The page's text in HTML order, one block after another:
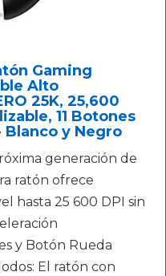
Gaming
Alto
25K, 25,600
11 Botones
Blanco y Negro
generación de
ratón ofrece
hasta 25 600 DPI sin
y Botón Rueda
El ratón con